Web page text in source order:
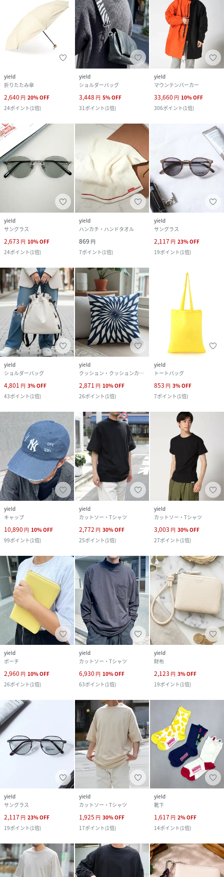
yield
折りたたみ傘
2,640 円 20%OFF
24ポイント(1倍)
yield
ショルダーバッグ
3,448 円 5%OFF
31ポイント(1倍)
yield
マウンテンパーカー
33,660 円 10%OFF
306ポイント(1倍)
yield
サングラス
2,673 円 10%OFF
24ポイント(1倍)
yield
ハンカチ・ハンドタオル
869 円
7ポイント(1倍)
yield
サングラス
2,117 円 23%OFF
19ポイント(1倍)
yield
ショルダーバッグ
4,801 円 3%OFF
43ポイント(1倍)
yield
クッション・クッションカバー
2,871 円 10%OFF
26ポイント(1倍)
yield
トートバッグ
853 円 3%OFF
7ポイント(1倍)
yield
キャップ
10,890 円 10%OFF
99ポイント(1倍)
yield
カットソー・Tシャツ
2,772 円 30%OFF
25ポイント(1倍)
yield
カットソー・Tシャツ
3,003 円 30%OFF
27ポイント(1倍)
yield
ポーチ
2,960 円 10%OFF
26ポイント(1倍)
yield
カットソー・Tシャツ
6,930 円 10%OFF
63ポイント(1倍)
yield
財布
2,123 円 3%OFF
19ポイント(1倍)
yield
サングラス
2,117 円 23%OFF
19ポイント(1倍)
yield
カットソー・Tシャツ
1,925 円 30%OFF
17ポイント(1倍)
yield
靴下
1,617 円 2%OFF
14ポイント(1倍)